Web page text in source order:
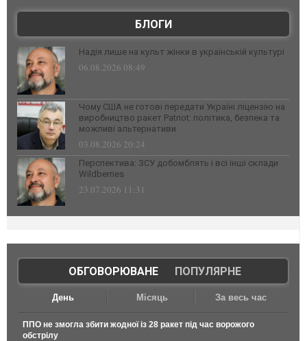
БЛОГИ
Надія лише на культ жінки в українській культурі
06.08.2026 08:49
Чому США не готові передати Україні ліцензію на
виробництво ракет Patriot: політика, безпека та
можливі альтернативи
03.08.2026 20:24
Перспектива: ЗСУ добомблять і всі інші склади
Wildberries
23.07.2026 11:31
ОБГОВОРЮВАНЕ| ПОПУЛЯРНЕ
День Місяць За весь час
ППО не змогла збити жодної із 28 ракет під час ворожого
обстрілу